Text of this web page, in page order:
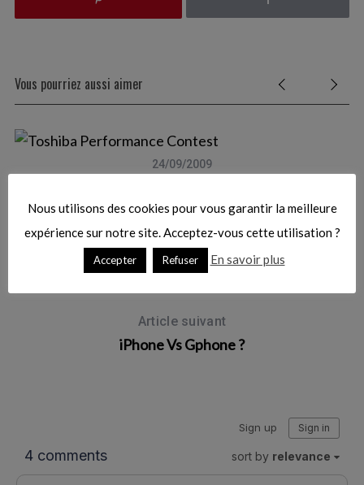
Vous pourriez aussi aimer
24/09/2009
Article précédent
Article suivant
iPhone Vs Gphone ?
f
o
:
Nous utilisons des cookies pour vous garantir la meilleure
expérience sur notre site. Acceptez-vous cette utilisation ?
Accepter Refuser En savoir plus